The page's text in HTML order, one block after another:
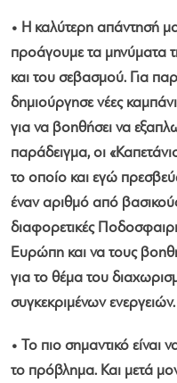
• Η καλύτερη απάντησή
προάγουμε τα μηνύματα
και του σεβασμού. Για
δημιούργησε νέες
για να βοηθήσει να
παράδειγμα, οι
το οποίο και εγώ
έναν αριθμό από
διαφορετικές
Ευρώπη και να τους
για το θέμα του
συγκεκριμένων ενεργειών.
• Το πιο σημαντικό είναι
το πρόβλημα. Και μετά